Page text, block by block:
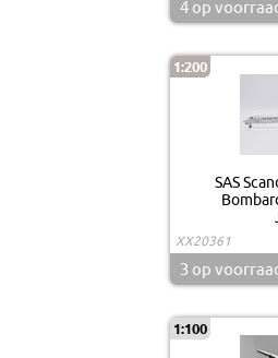
4 op
1:200
SAS
XX20361
3 op
1:100